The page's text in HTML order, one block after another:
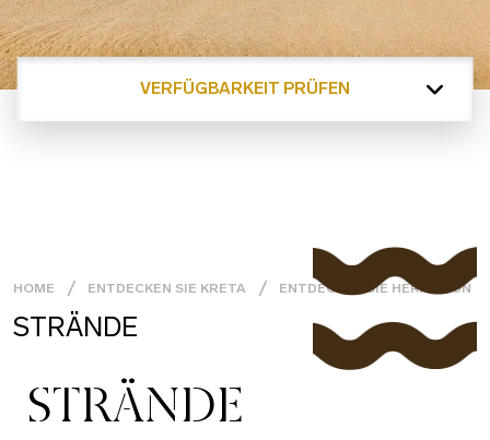
VERFÜGBARKEIT PRÜFEN
HOME ENTDECKEN SIE KRETA ENTDECKEN SIE HERAKLION
STRÄNDE
STRÄNDE